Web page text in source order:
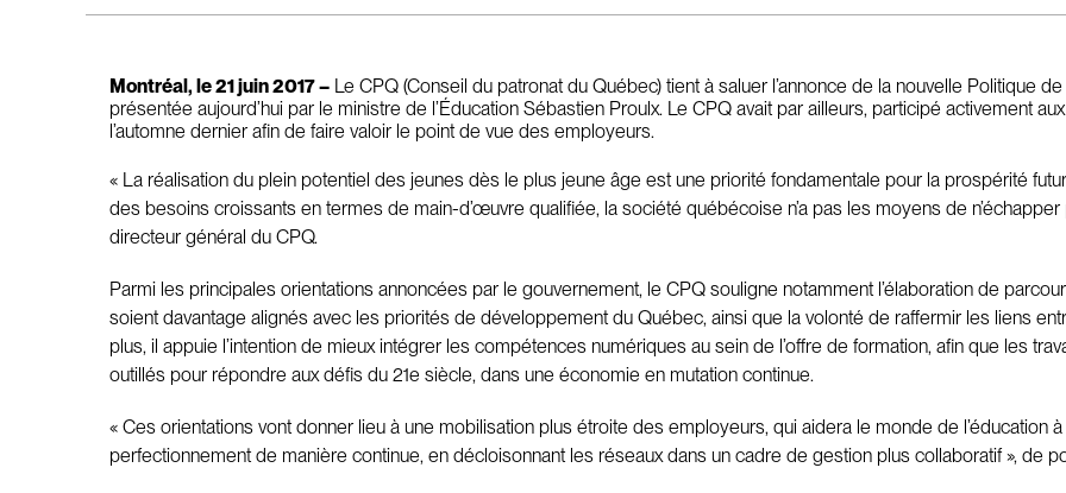
Montréal, le 21 juin 2017 – Le CPQ (Conseil du patronat du Québec) tient à saluer l’annonce de la nouvelle Politique
présentée aujourd’hui par le ministre de l’Éducation Sébastien Proulx. Le CPQ avait par ailleurs, participé activement
l’automne dernier afin de faire valoir le point de vue des employeurs.
« La réalisation du plein potentiel des jeunes dès le plus jeune âge est une priorité fondamentale pour la prospérité
des besoins croissants en termes de main-d’œuvre qualifiée, la société québécoise n’a pas les moyens de
directeur général du CPQ.
Parmi les principales orientations annoncées par le gouvernement, le CPQ souligne notamment l’élaboration de
soient davantage alignés avec les priorités de développement du Québec, ainsi que la volonté de raffermir les liens
plus, il appuie l’intention de mieux intégrer les compétences numériques au sein de l’offre de formation, afin que les
outillés pour répondre aux défis du 21e siècle, dans une économie en mutation continue.
« Ces orientations vont donner lieu à une mobilisation plus étroite des employeurs, qui aidera le monde de l’éducation à
perfectionnement de manière continue, en décloisonnant les réseaux dans un cadre de gestion plus collaboratif », de